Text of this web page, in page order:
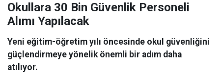
Okullara 30 Bin Güvenlik Personeli
Alımı Yapılacak
Yeni eğitim-öğretim yılı öncesinde okul güvenliğini
güçlendirmeye yönelik önemli bir adım daha
atılıyor.